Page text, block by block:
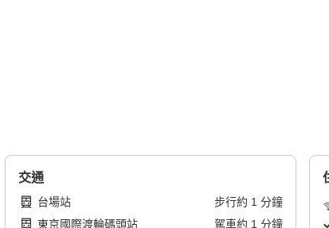
交通
台場站 步行約 1 分鐘
東京國際渡輪碼頭站
駕車約 1 分鐘